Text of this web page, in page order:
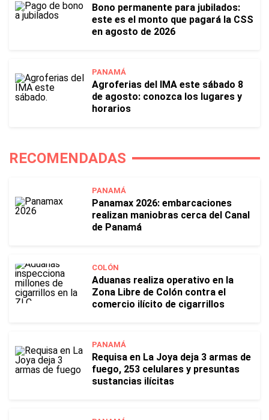
Bono permanente para jubilados:
este es el monto que pagará la CSS
en agosto de 2026
PANAMÁ
Agroferias del IMA este sábado 8
de agosto: conozca los lugares y
horarios
RECOMENDADAS
PANAMÁ
Panamax 2026: embarcaciones
realizan maniobras cerca del Canal
de Panamá
COLÓN
Aduanas realiza operativo en la
Zona Libre de Colón contra el
comercio ilícito de cigarrillos
PANAMÁ
Requisa en La Joya deja 3 armas de
fuego, 253 celulares y presuntas
sustancias ilícitas